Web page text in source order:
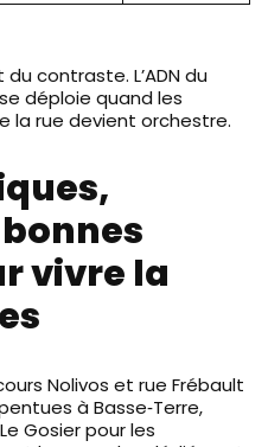
contraste. L’ADN du
se déploie quand les
la rue devient orchestre.
vivre la
Nolivos et rue Frébault
à Basse‑Terre,
Gosier pour les